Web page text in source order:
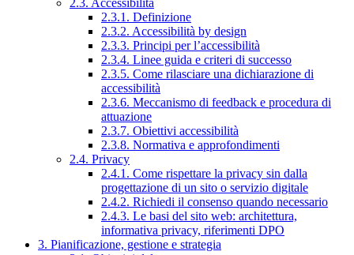
2.3.1. Definizione
2.3.2. Accessibilità by design
2.3.3. Principi per l’accessibilità
2.3.4. Linee guida e criteri di successo
2.3.5. Come rilasciare una dichiarazione di
accessibilità
2.3.6. Meccanismo di feedback e procedura di
attuazione
2.3.7. Obiettivi accessibilità
2.3.8. Normativa e approfondimenti
2.4. Privacy
2.4.1. Come rispettare la privacy sin dalla
progettazione di un sito o servizio digitale
2.4.2. Richiedi il consenso quando necessario
2.4.3. Le basi del sito web: architettura,
informativa privacy, riferimenti DPO
3. Pianificazione, gestione e strategia